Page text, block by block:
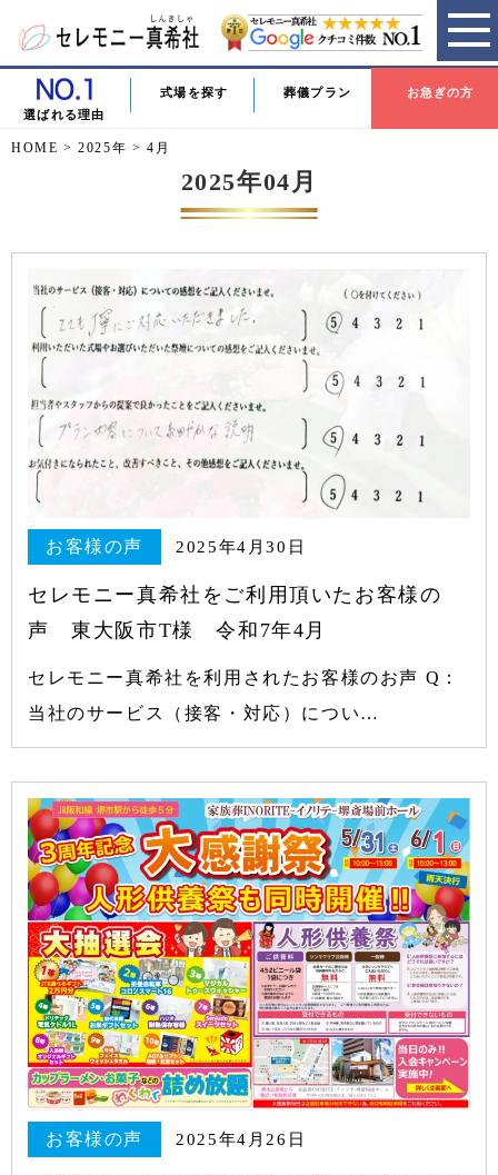
選ばれる理由
式場を探す 葬儀プラン お急ぎの方
HOME >2025年 >4月
2025年04月
お客様の声 2025年4月30日
セレモニー真希社をご利用頂いたお客様の
声 東大阪市T様 令和7年4月
セレモニー真希社を利用されたお客様のお声 Q：
当社のサービス（接客・対応）につい…
お客様の声 2025年4月26日